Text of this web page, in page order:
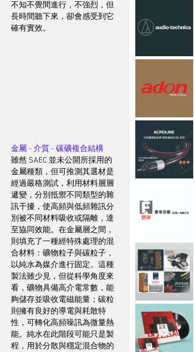
不知不覺間進行，不強烈，但
長時間聽下來，卻會感受到它
確有實效。
金屬 - 介質 - 碳礦複合結構
雖然 SAEC 並未公開所採用的
金屬種類，但可推測其選材是
經過嚴格測試，利用材料層層
遞變，分別抵禦不同類型的雜
訊干擾，使高頻與低頻雜訊分
別被不同材料吸收或隔離，達
至協同效能。在金屬層之間，
則填充了一種經特殊處理的混
合材料：礦物粒子與碳粒子，
以純水為媒介進行固定。這種
製法雖少見，但從科學角度來
看，礦物具備高介電常數，能
夠儲存並吸收電磁能量；碳粒
則擁有良好的導電與耗散特
性，可轉化高頻噪訊為微量熱
能。純水在此階段可能只是製
程，用於分散與穩定混合物的